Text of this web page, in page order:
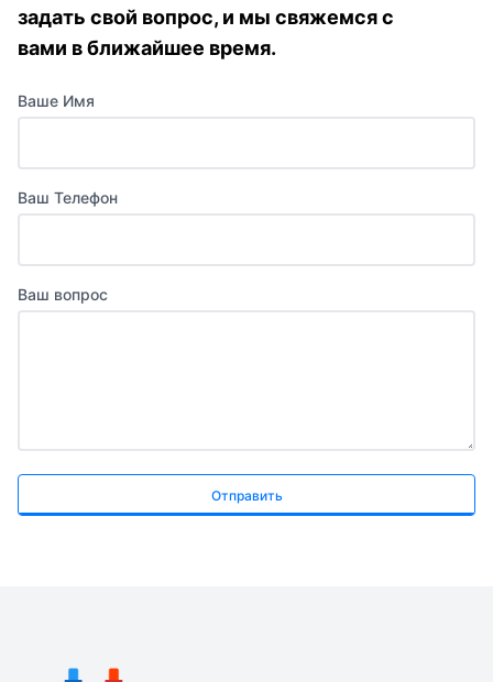
задать свой вопрос, и мы свяжемся с
вами в ближайшее время.
Ваше Имя
Ваш Телефон
Ваш вопрос
Отправить